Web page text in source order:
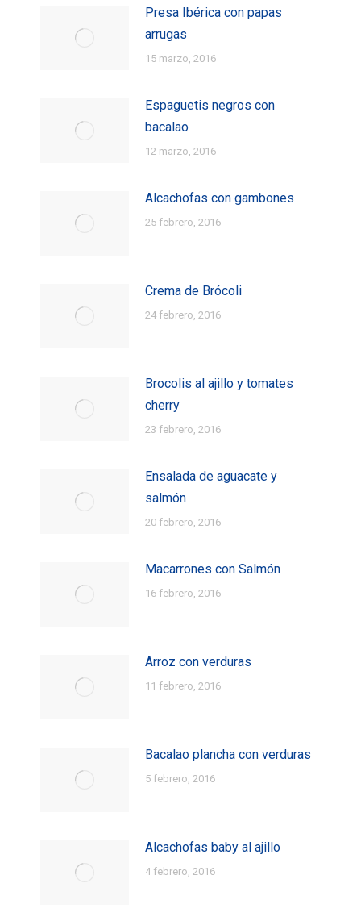
Presa Ibérica con papas
arrugas
15 marzo, 2016
Espaguetis negros con
bacalao
12 marzo, 2016
Alcachofas con gambones
25 febrero, 2016
Crema de Brócoli
24 febrero, 2016
Brocolis al ajillo y tomates
cherry
23 febrero, 2016
Ensalada de aguacate y
salmón
20 febrero, 2016
Macarrones con Salmón
16 febrero, 2016
Arroz con verduras
11 febrero, 2016
Bacalao plancha con verduras
5 febrero, 2016
Alcachofas baby al ajillo
4 febrero, 2016